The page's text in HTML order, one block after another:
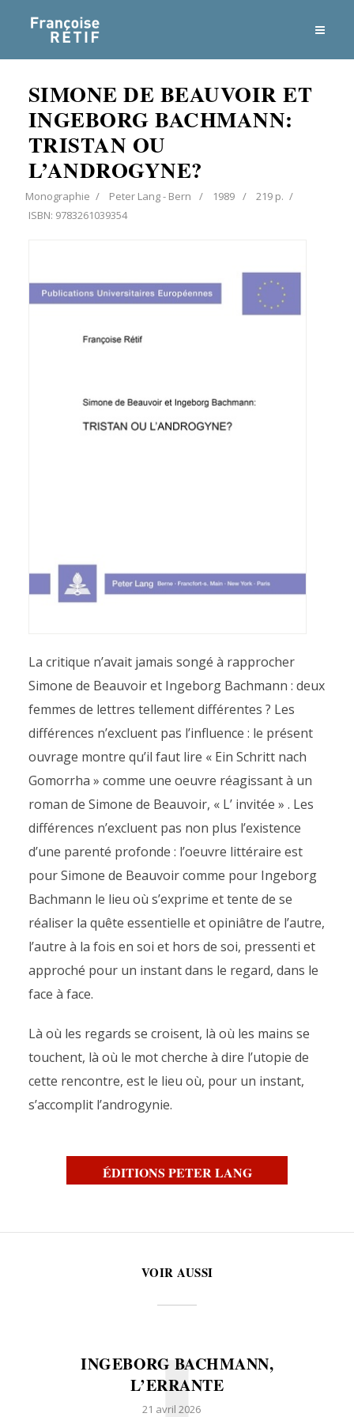
SIMONE DE BEAUVOIR ET
INGEBORG BACHMANN:
TRISTAN OU
L’ANDROGYNE?
Monographie Peter Lang - Bern 1989
219 p.
ISBN: 9783261039354
La critique n’avait jamais songé à rapprocher
Simone de Beauvoir et Ingeborg Bachmann : deux
femmes de lettres tellement différentes ? Les
différences n’excluent pas l’influence : le présent
ouvrage montre qu’il faut lire « Ein Schritt nach
Gomorrha » comme une oeuvre réagissant à un
roman de Simone de Beauvoir, « L’ invitée » . Les
différences n’excluent pas non plus l’existence
d’une parenté profonde : l’oeuvre littéraire est
pour Simone de Beauvoir comme pour Ingeborg
Bachmann le lieu où s’exprime et tente de se
réaliser la quête essentielle et opiniâtre de l’autre,
l’autre à la fois en soi et hors de soi, pressenti et
approché pour un instant dans le regard, dans le
face à face.
Là où les regards se croisent, là où les mains se
touchent, là où le mot cherche à dire l’utopie de
cette rencontre, est le lieu où, pour un instant,
s’accomplit l’androgynie.
ÉDITIONS PETER LANG
VOIR AUSSI
INGEBORG BACHMANN,
L’ERRANTE
21 avril 2026